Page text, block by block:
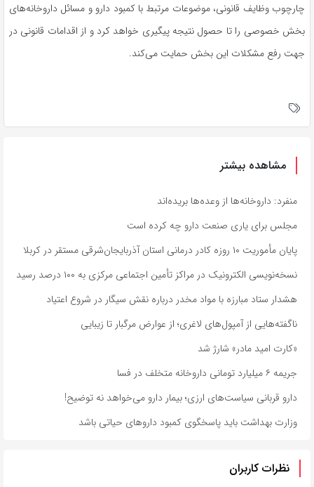
چارچوب وظایف قانونی، موضوعات مرتبط با کمبود دارو و مسائل داروخانه‌های
بخش خصوصی را تا حصول نتیجه پیگیری خواهد کرد و از اقدامات قانونی در
جهت رفع مشکلات این بخش حمایت می‌کند.
مشاهده بیشتر
منفرد: داروخانه‌ها از وعده‌ها بریده‌اند
مجلس برای یاری صنعت دارو چه کرده است
پایان مأموریت ۱۰ روزه کادر درمانی استان آذربایجان‌شرقی مستقر در کربلا
نسخه‌نویسی الکترونیک در مراکز تأمین اجتماعی مرکزی به ۱۰۰ درصد رسید
هشدار ستاد مبارزه با مواد مخدر درباره نقش سیگار در شروع اعتیاد
ناگفته‌هایی از آمپول‌های لاغری؛ از عوارض مرگبار تا زیبایی
«کارت امید مادر» شارژ شد
جریمه ۶ میلیارد تومانی داروخانه متخلف در فسا
دارو قربانی سیاست‌های ارزی؛ بیمار دارو می‌خواهد نه توضیح!
وزارت بهداشت باید پاسخگوی کمبود داروهای حیاتی باشد
نظرات کاربران